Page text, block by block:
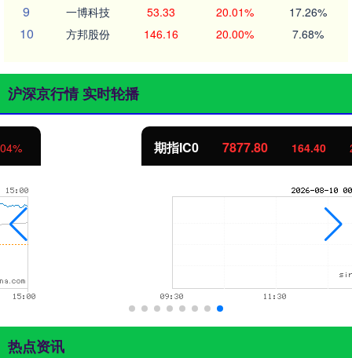
9 一博科技 53.33 20.01% 17.26%
10 方邦股份 146.16 20.00% 7.68%
沪深京行情 实时轮播
7877.80 164.40 2.13%
热点资讯